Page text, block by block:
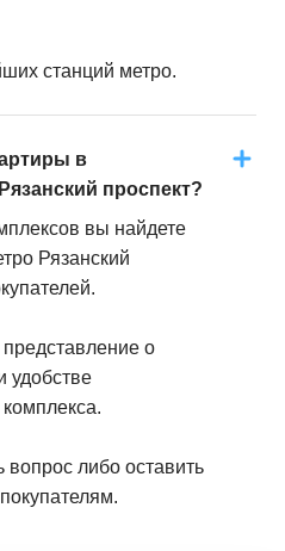
станций метро.
в
проспект?
вы найдете
Рязанский
о
удобстве
вопрос либо оставить